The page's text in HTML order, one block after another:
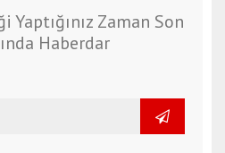
Zaman Son
Haberdar